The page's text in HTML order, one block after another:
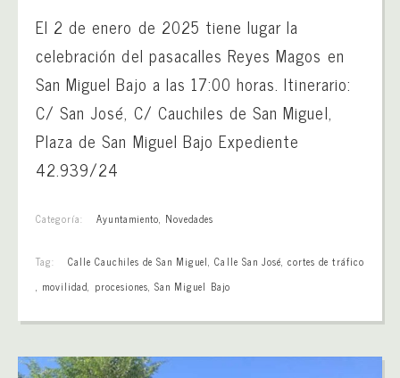
El 2 de enero de 2025 tiene lugar la
celebración del pasacalles Reyes Magos en
San Miguel Bajo a las 17:00 horas. Itinerario:
C/ San José, C/ Cauchiles de San Miguel,
Plaza de San Miguel Bajo Expediente
42.939/24
Categoría: Ayuntamiento, Novedades
Tag: Calle Cauchiles de San Miguel,Calle San José,cortes de tráfico
, movilidad, procesiones,San Miguel Bajo